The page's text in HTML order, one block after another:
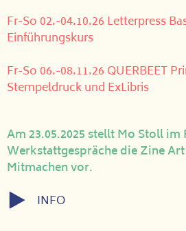
Fr-So 02.-04.10.26 Letterpress
Einführungskurs
Fr-So 06.-08.11.26 QUERBEET
Stempeldruck und ExLibris
Am 23.05.2025 stellt Mo Stoll im
Werkstattgespräche die Zine
Mitmachen vor.
INFO